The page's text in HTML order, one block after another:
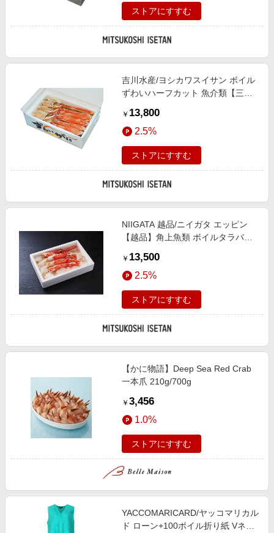
ストアにすすむ
吉川水産/ヨシカワスイサン ボイル
ずわいハーフカット 魚介類【三越
￥ 13,800
2.5%
ストアにすすむ
NIIGATA 越品/ニイガタ エッピン
【越品】角上魚類 ボイルタラバガ
越伊勢丹/公式】
￥ 13,500
2.5%
ストアにすすむ
【かに物語】Deep Sea Red Crab
一本爪 210g/700g
￥ 3,456
1.0%
ストアにすすむ
YACCOMARICARD/ヤッコマリカル
ド ローン+100ボイル折り紙 Vネッ